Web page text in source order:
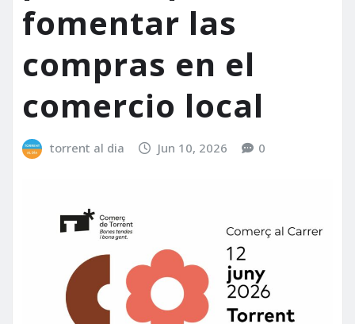
fomentar las
compras en el
comercio local
torrent al dia Jun 10, 2026 0